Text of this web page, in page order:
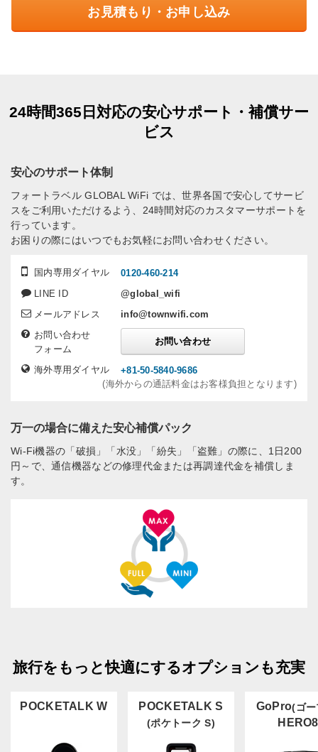
お見積もり・お申し込み
24時間365日対応の安心サポート・補償サー
ビス
安心のサポート体制
国内専用ダイヤル
0120-460-214
LINE ID
@global_wifi
メールアドレス
info@townwifi.com
お問い合わせ
フォーム
お問い合わせ
海外専用ダイヤル
+81-50-5840-9686
(海外からの通話料金はお客様負担となります)
フォートラベル GLOBAL WiFi では、世界各国で安心してサービ
スをご利用いただけるよう、24時間対応のカスタマーサポートを
行っています。
お困りの際にはいつでもお気軽にお問い合わせください。
万一の場合に備えた安心補償パック
Wi-Fi機器の「破損」「水没」「紛失」「盗難」の際に、1日200
円～で、通信機器などの修理代金または再調達代金を補償しま
す。
旅行をもっと快適にするオプションも充実
POCKETALK W POCKETALK S
(ポケトーク S)
GoPro(ゴ
HERO8